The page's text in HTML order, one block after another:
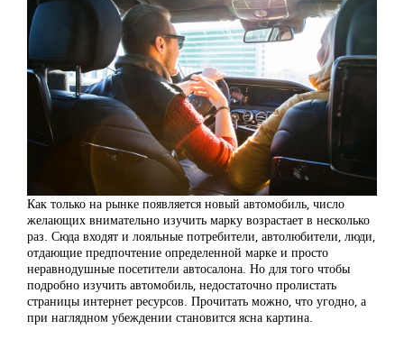
Как только на рынке появляется новый автомобиль, число
желающих внимательно изучить марку возрастает в несколько
раз. Сюда входят и лояльные потребители, автолюбители, люди,
отдающие предпочтение определенной марке и просто
неравнодушные посетители автосалона. Но для того чтобы
подробно изучить автомобиль, недостаточно пролистать
страницы интернет ресурсов. Прочитать можно, что угодно, а
при наглядном убеждении становится ясна картина.